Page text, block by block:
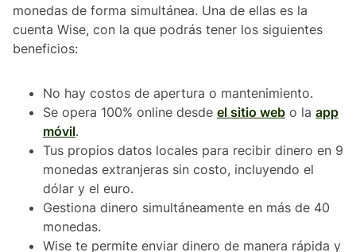
monedas de forma simultánea. Una de ellas es la
cuenta Wise, con la que podrás tener los siguientes
beneficios:
No hay costos de apertura o mantenimiento.
Se opera 100% online desde el sitio web o la app
móvil.
Tus propios datos locales para recibir dinero en 9
monedas extranjeras sin costo, incluyendo el
dólar y el euro.
Gestiona dinero simultáneamente en más de 40
monedas.
Wise te permite enviar dinero de manera rápida y